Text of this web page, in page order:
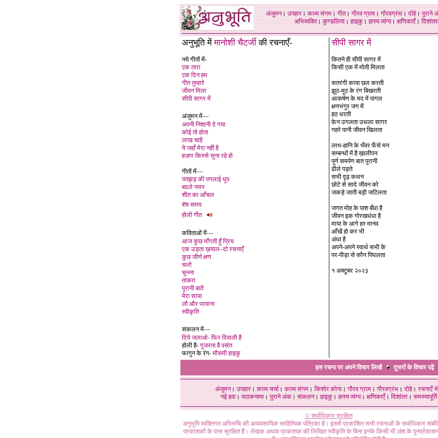
अंजुमन।उपहार।काव्य संगम।गीत।गौरव ग्राम।गौरवग्रंथ।दोहे।पुराने
अभिव्यक्ति।कुण्डलिया।हाइकु।हास्य व्यंग्य।क्षणिकाएँ।दिशांतर
अनुभूति मेंमानोशी चैटर्जीकी रचनाएँ-
नये गीतों में-
एक तारा
एक दिन हम
गीत तुम्हारे
जीवन मिला
सीपी सागर में
अंजुमन में—
अपनी निशानी दे गया
कोई तो होता
लाख चाहें
ये जहाँ मेरा नहीं है
हज़ार किस्से सुना रहे हो
गीतों में—
पतझड़ की पगलाई धूप
बदले नयन
शीत का आँचल
शेष समय
होली गीत
कविताओं में—
आज कुछ माँगती हूँ प्रिय
एक उड़ता ख़याल–दो रचनाएँ
कुछ जीर्ण क्षण
चलो
चुनना
ताकत
पुरानी बातें
मेरा साया
लौ और परवाना
स्वीकृति
संकलन में—
दिये जलाओ- फिर दिवाली है
होली है-गुजरता है वसंत
फागुन के रंग-मौसमी हाइकु
सीपी सागर में
कितने ही सीपी सागर में
किसी एक में मोती मिलता
सतरंगी काया छल करती
झूठ-मूठ के रंग बिखरती
आकर्षण के मद में पागल
क्षणभंगुर जग में
हठ धरती
फ़ेन उगलता उथला सागर
गहरे पानी जीवन खिलता
लाभ-हानि के भँवर फँसे मन
सम्बन्धों में है ख़ालीपन
पूर्ण समर्पण बात पुरानी
ढीले पड़ते
सभी दृढ़ कथन
छोटे से सादे जीवन को
जकड़े जाती बड़ी जटिलता
जगत मोह के पाश बँधा है
जीवन इक गोरखधंधा है
माया के आगे हर मानव
आँखें हो कर भी
अंधा है
अपने-अपने स्वार्थ सभी के
पर-पीड़ा से कौन पिघलता
१ अक्टूबर २०२३
इस रचना पर अपने विचार लिखें दूसरों के विचारपढ़ें
अंजुमन।उपहार।काव्य चर्चा।काव्य संगम।किशोर कोना।गौरव ग्राम।गौरवग्रंथ।दोहे।रचनाएँ
नई हवा। पाठकनामा। पुराने अंक। संकलन। हाइकु। हास्य व्यंग्य। क्षणिकाएँ। दिशांतर। समस्यापूर्ति
© सर्वाधिकार सुरक्षित
अनुभूति व्यक्तिगत अभिरुचि की अव्यवसायिक साहित्यिक पत्रिका है। इसमें प्रकाशित सभी रचनाओं के सर्वाधिकार
प्रकाशकों के पास सुरक्षित हैं। लेखक अथवा प्रकाशक की लिखित स्वीकृति के बिना इनके किसी भी अंश के